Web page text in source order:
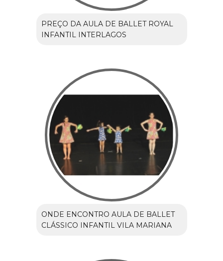
PREÇO DA AULA DE BALLET ROYAL
INFANTIL INTERLAGOS
ONDE ENCONTRO AULA DE BALLET
CLÁSSICO INFANTIL VILA MARIANA